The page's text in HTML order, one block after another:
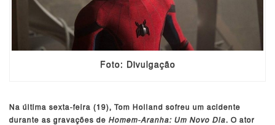
Foto: Divulgação
Na última sexta-feira (19), Tom Holland sofreu um acidente
durante as gravações de Homem-Aranha: Um Novo Dia. O ator